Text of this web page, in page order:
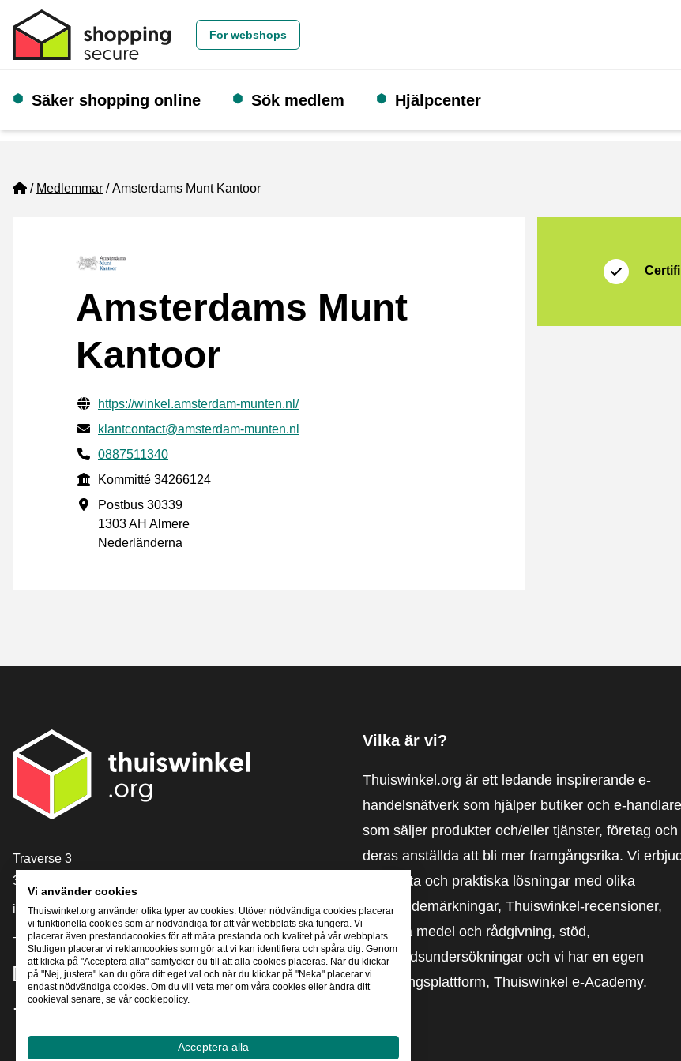
For webshops
Säker shopping online Sök medlem Hjälpcenter
Home
Medlemmar Amsterdams Munt Kantoor
Amsterdams Munt
Kantoor
Verifierade kontaktuppgifter
Website URL
https://winkel.amsterdam-munten.nl/
E-post
klantcontact@amsterdam-munten.nl
Phone number
0887511340
Kommitté
Kommitté 34266124
Företagsadress
Postbus 30339
1303 AH Almere
Nederländerna
[_General:Contact]
Traverse 3
3905 NL Veenendaal
info@thuiswinkel.org
+31 (0)318 64 85 75
[_General:SocialMediaTitle]
Vilka är vi?
Thuiswinkel.org är ett ledande inspirerande e-
handelsnätverk som hjälper butiker och e-handlare
som säljer produkter och/eller tjänster, företag och
deras anställda att bli mer framgångsrika. Vi
relevanta och praktiska lösningar med olika
förtroendemärkningar, Thuiswinkel-recensioner,
rättsliga medel och rådgivning, stöd,
marknadsundersökningar och vi har en egen
utbildningsplattform, Thuiswinkel e-Academy.
Vi använder cookies
Thuiswinkel.org använder olika typer av cookies. Utöver nödvändiga cookies placerar
vi funktionella cookies som är nödvändiga för att vår webbplats ska fungera. Vi
placerar även prestandacookies för att mäta prestanda och kvalitet på vår webbplats.
Slutligen placerar vi reklamcookies som gör att vi kan identifiera och spåra dig. Genom
att klicka på "Acceptera alla" samtycker du till att alla cookies placeras. När du klickar
på "Nej, justera" kan du göra ditt eget val och när du klickar på "Neka" placerar vi
endast nödvändiga cookies. Om du vill veta mer om våra cookies eller ändra ditt
cookieval senare, se vår cookiepolicy.
Acceptera alla